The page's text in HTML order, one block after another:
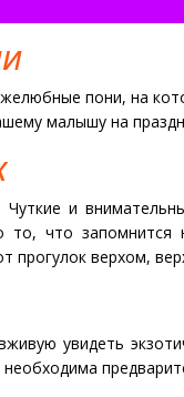
пони, на
малышу на
и
то, что
прогулок верхом,
увидеть